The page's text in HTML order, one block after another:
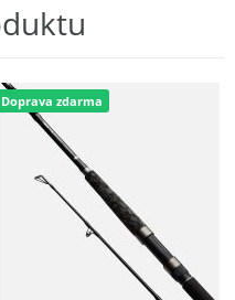
Doprava zdarma